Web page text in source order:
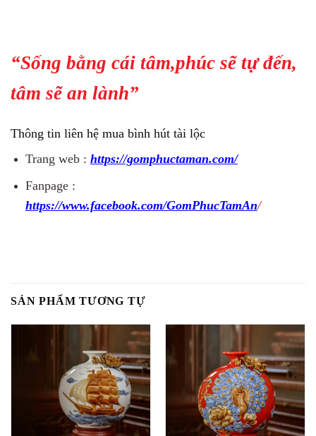
“Sống bằng cái tâm,phúc sẽ tự đến,
tâm sẽ an lành”
Thông tin liên hệ mua bình hút tài lộc
Trang web : https://gomphuctaman.com/
Fanpage :
https://www.facebook.com/GomPhucTamAn/
SẢN PHẨM TƯƠNG TỰ